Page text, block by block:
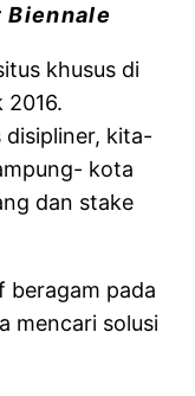
khusus di
2016.
kita-
kota
dan stake
beragam pada
mencari solusi